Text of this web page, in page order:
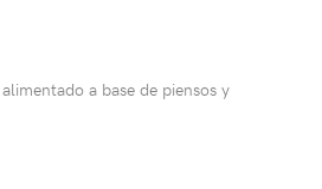
a base de piensos y